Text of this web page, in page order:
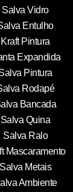
Salva Vidro
Entulho
Kraft Pintura
Expandida
Pintura
Rodapé
Bancada
Salva Quina
Salva Ralo
Mascaramento
Salva Metais
Ambiente